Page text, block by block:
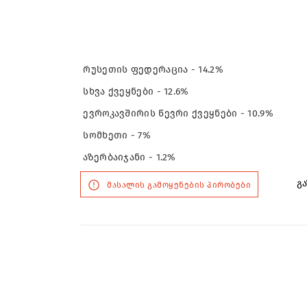
რუსეთის ფედერაცია - 14.2%
სხვა ქვეყნები - 12.6%
ევროკავშირის წევრი ქვეყნები - 10.9%
სომხეთი - 7%
აზერბაიჯანი - 1.2%
მასალის გამოყენების პირობები